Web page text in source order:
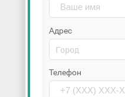
Адрес
Телефон